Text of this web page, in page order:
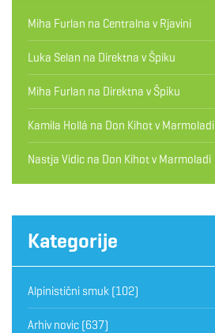
Miha Furlan na Centralna v Rjavini
Luka Selan na Direktna v Špiku
Miha Furlan na Direktna v Špiku
Kamila Hollá na Don Kihot v Marmoladi
Nastja Vidic na Don Kihot v Marmoladi
Kategorije
Alpinistični smuk (102)
Arhiv novic (637)